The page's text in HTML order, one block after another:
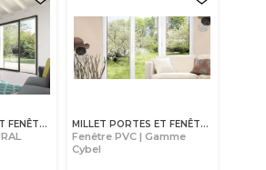
MILLET PORTES ET FENÊTRES MILLET PORTES ET FENÊTRES
Fenêtre PVC | Gamme
Cybel